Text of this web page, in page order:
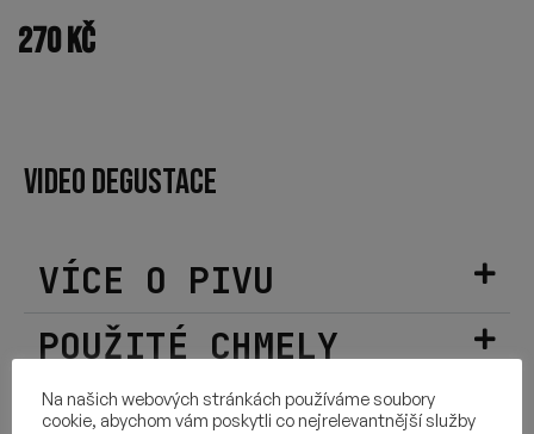
270Kč
VÍCE O PIVU
POUŽITÉ CHMELY
SLOŽENÍ
VIDEO DEGUSTACE
Na našich webových stránkách používáme soubory
cookie, abychom vám poskytli co nejrelevantnější služby